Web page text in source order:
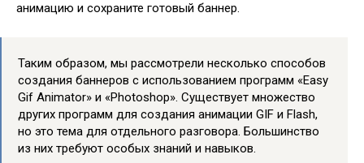
анимацию и сохраните готовый баннер.
Таким образом, мы рассмотрели несколько способов
создания баннеров с использованием программ «Easy
Gif Animator» и «Photoshop». Существует множество
других программ для создания анимации GIF и Flash,
но это тема для отдельного разговора. Большинство
из них требуют особых знаний и навыков.